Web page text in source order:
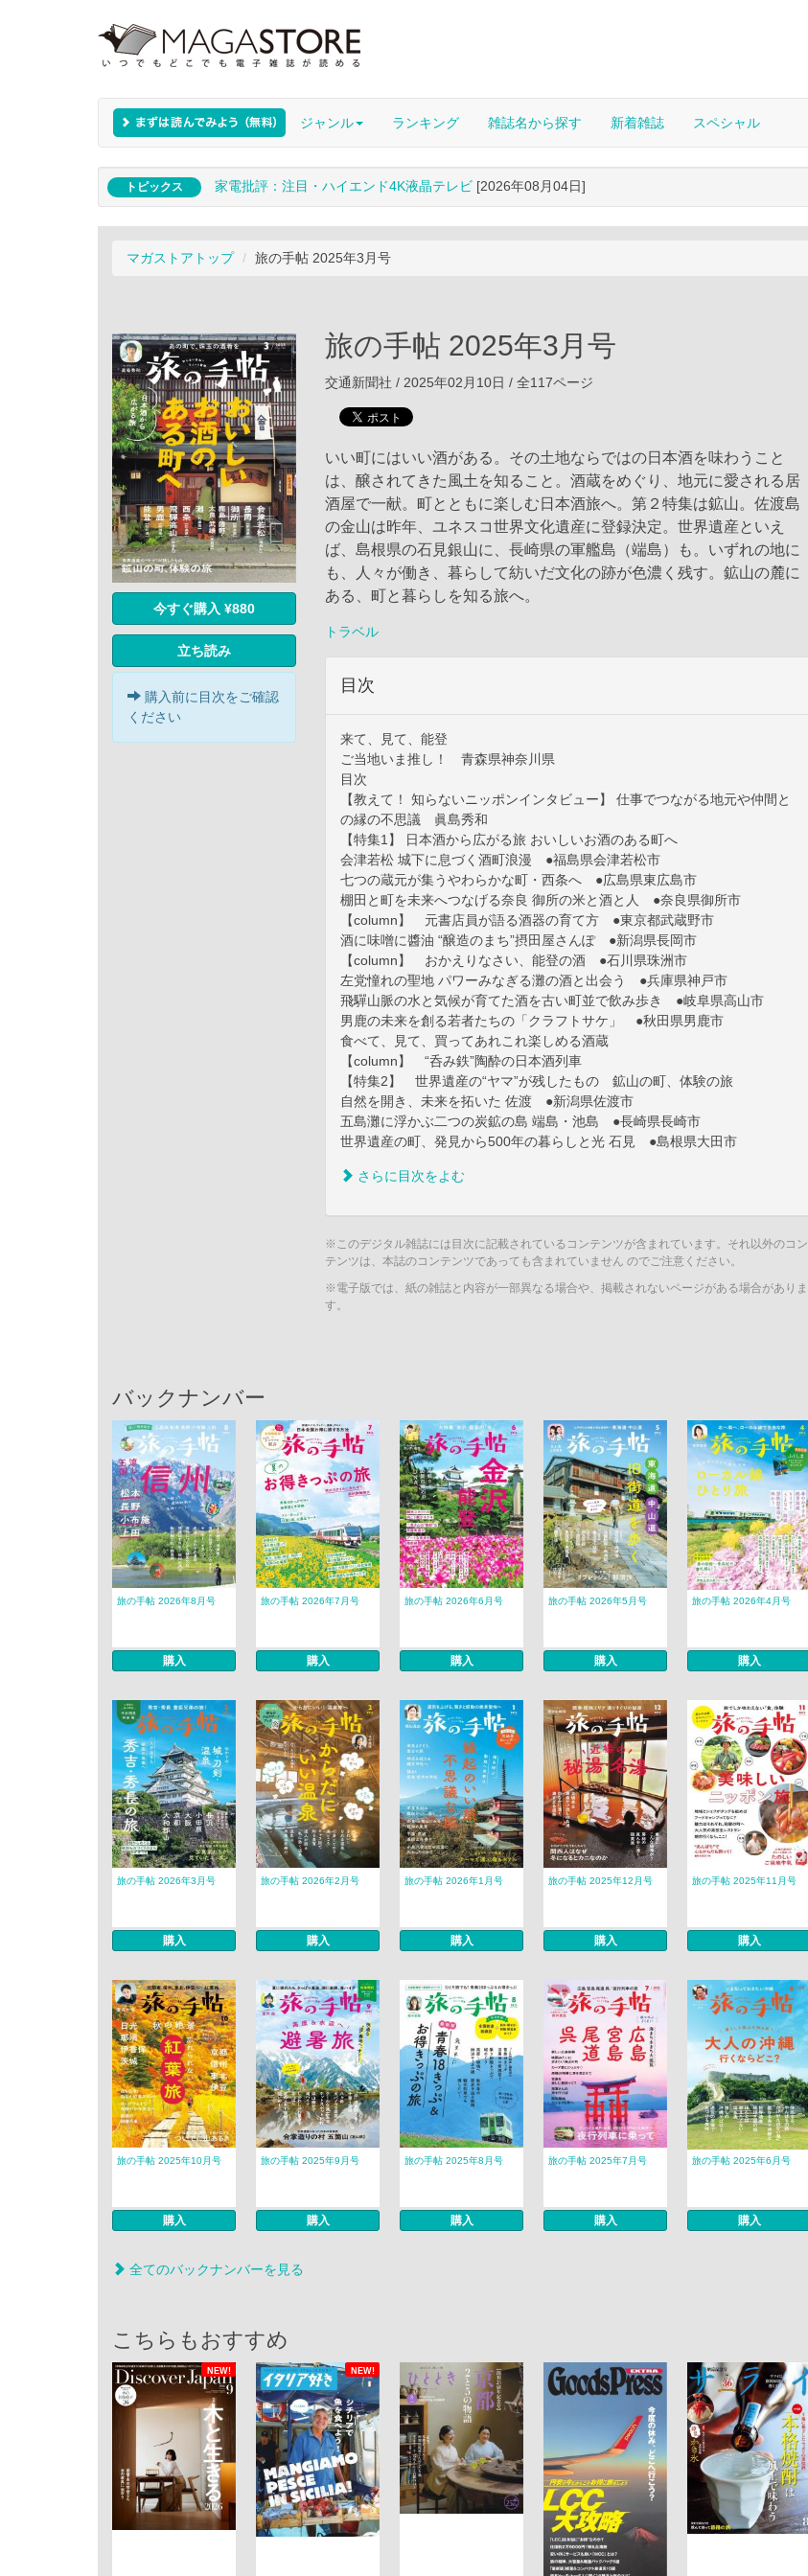
ジャンル ランキング 雑誌名から探す 新着雑誌 スペシャル
トピックス 家電批評：注目・ハイエンド4K液晶テレビ [2026年08月04日]
マガストアトップ 旅の手帖 2025年3月号
今すぐ購入 ¥880
立ち読み
購入前に目次をご確認
ください
旅の手帖 2025年3月号
交通新聞社 / 2025年02月10日 / 全117ページ
いい町にはいい酒がある。その土地ならではの日本酒を味わうこと
は、醸されてきた風土を知ること。酒蔵をめぐり、地元に愛される居
酒屋で一献。町とともに楽しむ日本酒旅へ。第２特集は鉱山。佐渡島
の金山は昨年、ユネスコ世界文化遺産に登録決定。世界遺産といえ
ば、島根県の石見銀山に、長崎県の軍艦島（端島）も。いずれの地に
も、人々が働き、暮らして紡いだ文化の跡が色濃く残す。鉱山の麓に
ある、町と暮らしを知る旅へ。
トラベル
目次
来て、見て、能登
ご当地いま推し！ 青森県神奈川県
目次
【教えて！ 知らないニッポンインタビュー】 仕事でつながる地元や仲間と
の縁の不思議 眞島秀和
【特集1】 日本酒から広がる旅 おいしいお酒のある町へ
会津若松 城下に息づく酒町浪漫 ●福島県会津若松市
七つの蔵元が集うやわらかな町・西条へ ●広島県東広島市
棚田と町を未来へつなげる奈良 御所の米と酒と人 ●奈良県御所市
【column】 元書店員が語る酒器の育て方 ●東京都武蔵野市
酒に味噌に醬油 “醸造のまち”摂田屋さんぽ ●新潟県長岡市
【column】 おかえりなさい、能登の酒 ●石川県珠洲市
左党憧れの聖地 パワーみなぎる灘の酒と出会う ●兵庫県神戸市
飛驒山脈の水と気候が育てた酒を古い町並で飲み歩き ●岐阜県高山市
男鹿の未来を創る若者たちの「クラフトサケ」 ●秋田県男鹿市
食べて、見て、買ってあれこれ楽しめる酒蔵
【column】 “呑み鉄”陶酔の日本酒列車
【特集2】 世界遺産の“ヤマ”が残したもの 鉱山の町、体験の旅
自然を開き、未来を拓いた 佐渡 ●新潟県佐渡市
五島灘に浮かぶ二つの炭鉱の島 端島・池島 ●長崎県長崎市
世界遺産の町、発見から500年の暮らしと光 石見 ●島根県大田市
さらに目次をよむ
※このデジタル雑誌には目次に記載されているコンテンツが含まれています。それ以外のコン
テンツは、本誌のコンテンツであっても含まれていません のでご注意ください。
※電子版では、紙の雑誌と内容が一部異なる場合や、掲載されないページがある場合がありま
す。
バックナンバー
旅の手帖 2026年8月号
購入
旅の手帖 2026年7月号
購入
旅の手帖 2026年6月号
購入
旅の手帖 2026年5月号
購入
旅の手帖 2026年4月号
購入
旅の手帖 2026年3月号
購入
旅の手帖 2026年2月号
購入
旅の手帖 2026年1月号
購入
旅の手帖 2025年12月号
購入
旅の手帖 2025年11月号
購入
旅の手帖 2025年10月号
購入
旅の手帖 2025年9月号
購入
旅の手帖 2025年8月号
購入
旅の手帖 2025年7月号
購入
旅の手帖 2025年6月号
購入
全てのバックナンバーを見る
こちらもおすすめ
NEW! NEW!